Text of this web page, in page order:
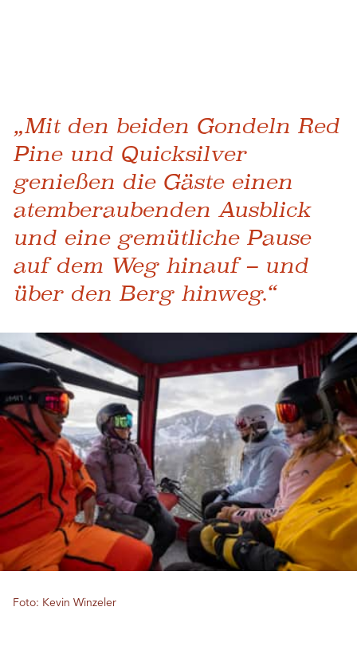
„Mit den beiden Gondeln Red
Pine und Quicksilver
genießen die Gäste einen
atemberaubenden Ausblick
und eine gemütliche Pause
auf dem Weg hinauf – und
über den Berg hinweg.“
Foto: Kevin Winzeler